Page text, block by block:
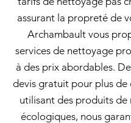
assurant la propreté de
Archambault vous
services de nettoyage
à des prix abordables.
devis gratuit pour plus de
utilisant des produits de
écologiques, nous